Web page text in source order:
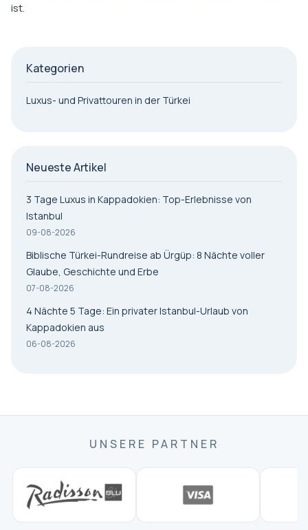
ist.
Kategorien
Luxus- und Privattouren in der Türkei
Neueste Artikel
3 Tage Luxus in Kappadokien: Top-Erlebnisse von
Istanbul
09-08-2026
Biblische Türkei-Rundreise ab Ürgüp: 8 Nächte voller
Glaube, Geschichte und Erbe
07-08-2026
4 Nächte 5 Tage: Ein privater Istanbul-Urlaub von
Kappadokien aus
06-08-2026
UNSERE PARTNER